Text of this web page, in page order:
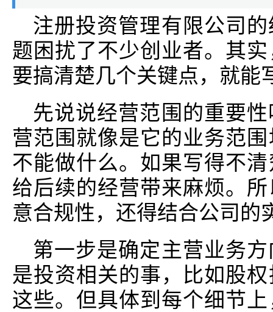
注册投资管理有限公司
题困扰了不少创业者。其
要搞清楚几个关键点，就能
先说说经营范围的重要
营范围就像是它的业务范
不能做什么。如果写得不
给后续的经营带来麻烦。
意合规性，还得结合公司的
第一步是确定主营业务
是投资相关的事，比如股
这些。但具体到每个细节